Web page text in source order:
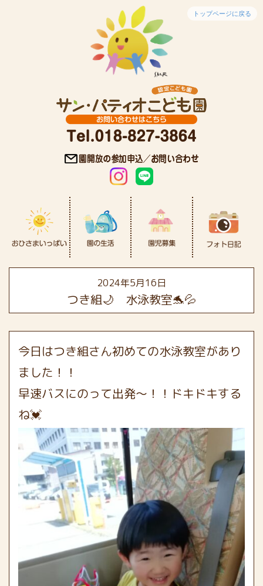
トップページに戻る
2024年5月16日
つき組🌙 水泳教室🐬💦
今日はつき組さん初めての水泳教室があり
ました！！
早速バスにのって出発～！！ドキドキする
ね💓